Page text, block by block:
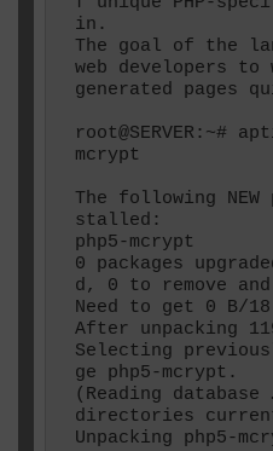
in.
The goal of the
web developers
generated pages
root@SERVER:~#
mcrypt
The following
stalled:
php5-mcrypt
0 packages
d, 0 to remove
Need to get 0 B/
After unpacking
Selecting
ge php5-mcrypt.
(Reading
directories
Unpacking php5-